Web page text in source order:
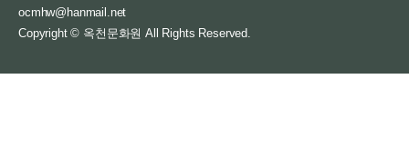
ocmhw@hanmail.net
Copyright © 옥천문화원 All Rights Reserved.